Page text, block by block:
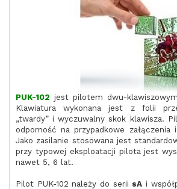
PUK-102 jest pilotem dwu-
Klawiatura wykonana jest z folii
„twardy” i wyczuwalny skok klawisza.
odporność na przypadkowe załączenia
Jako zasilanie stosowana jest
przy typowej eksploatacji pilota jest
nawet 5, 6 lat.
Pilot PUK-102 należy do serii sA i